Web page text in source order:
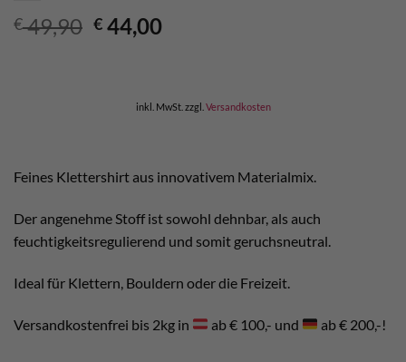
€49,90 Ursprünglicher
€ 44,00Aktueller
inkl. MwSt. zzgl. Versandkosten
Feines Klettershirt aus innovativem Materialmix.
Der angenehme Stoff ist sowohl dehnbar, als auch
feuchtigkeitsregulierend und somit geruchsneutral.
Ideal für Klettern, Bouldern oder die Freizeit.
Versandkostenfrei bis 2kg in ab € 100,- und ab € 200,-!